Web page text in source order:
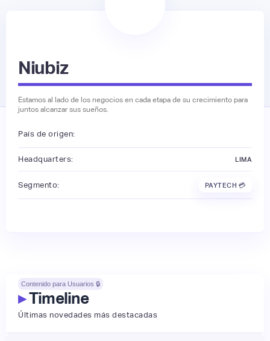
Niubiz
Estamos al lado de los negocios en cada etapa de su crecimiento para
juntos alcanzar sus sueños.
País de origen:
Headquarters: LIMA
Segmento: PAYTECH 💳
Contenido para Usuarios 🔒
▸Timeline
Últimas novedades más destacadas